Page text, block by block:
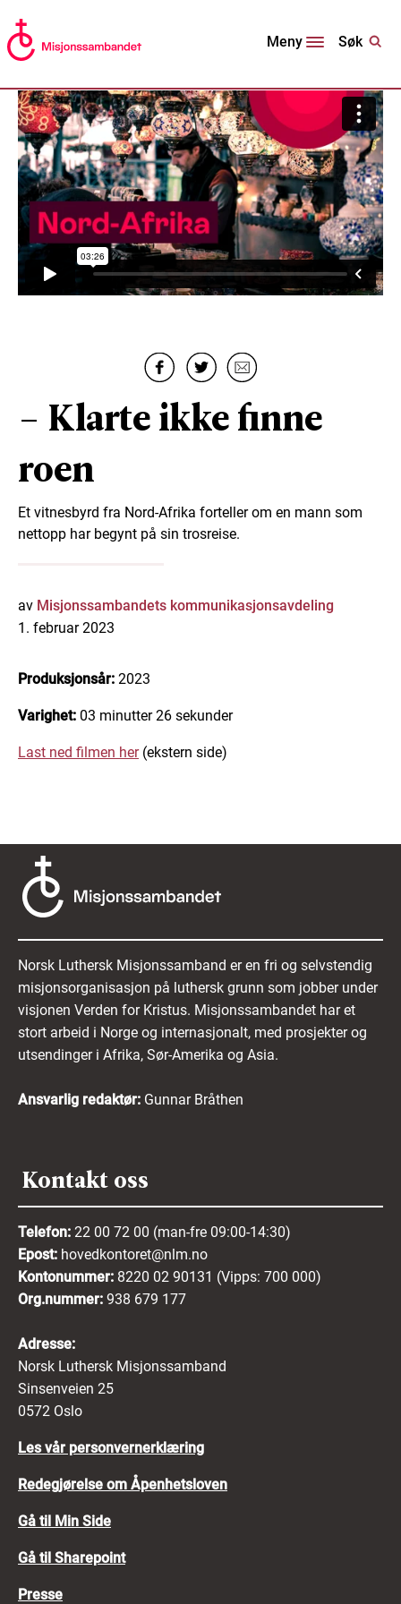
Meny Søk
– Klarte ikke finne
roen
Et vitnesbyrd fra Nord-Afrika forteller om en mann som
nettopp har begynt på sin trosreise.
av Misjonssambandets kommunikasjonsavdeling
1. februar 2023
Produksjonsår: 2023
Varighet: 03 minutter 26 sekunder
Last ned filmen her(ekstern side)
Norsk Luthersk Misjonssamband er en fri og selvstendig
misjonsorganisasjon på luthersk grunn som jobber under
visjonen Verden for Kristus. Misjonssambandet har et
stort arbeid i Norge og internasjonalt, med prosjekter og
utsendinger i Afrika, Sør-Amerika og Asia.
Ansvarlig redaktør: Gunnar Bråthen
Kontakt oss
Telefon: 22 00 72 00 (man-fre 09:00-14:30)
Epost: hovedkontoret@nlm.no
Kontonummer: 8220 02 90131 (Vipps: 700 000)
Org.nummer: 938 679 177
Adresse:
Norsk Luthersk Misjonssamband
Sinsenveien 25
0572 Oslo
Les vår personvernerklæring
Redegjørelse om Åpenhetsloven
Gå til Min Side
Gå til Sharepoint
Presse